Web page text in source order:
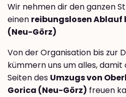
Wir nehmen dir den ganzen
einen reibungslosen Ablauf
(Neu-Görz)
Von der Organisation bis zur
kümmern uns um alles,
Seiten des Umzugs von
Gorica (Neu-Görz) freuen